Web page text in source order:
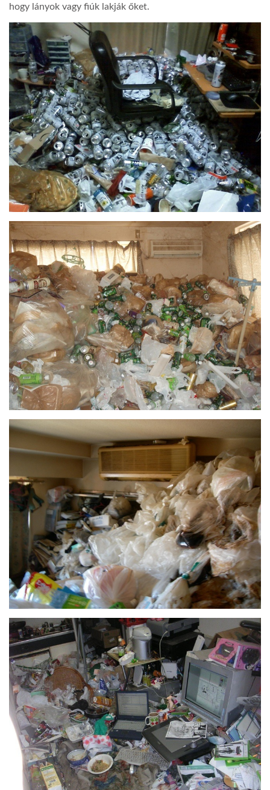
hogy lányok vagy fiúk lakják őket.